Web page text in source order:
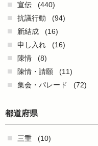
宣伝
(440)
抗議行動
(94)
新結成
(16)
申し入れ
(16)
陳情
(8)
陳情・請願
(11)
集会・パレード
(72)
都道府県
三重
(10)